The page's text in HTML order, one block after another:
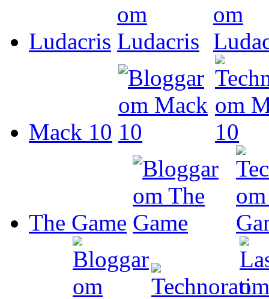
Ludacris
Mack 10
The Game